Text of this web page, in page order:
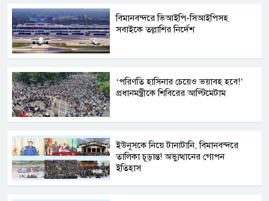
বিমানবন্দরে ভিআইপি-সিআইপিসহ
সবাইকে তল্লাশির নির্দেশ
‘পরিণতি হাসিনার চেয়েও ভয়াবহ হবে!’
প্রধানমন্ত্রীকে শিবিরের আল্টিমেটাম
ইউনূসকে নিয়ে টানাটানি, বিমানবন্দরে
তালিকা চূড়ান্ত! অভ্যুত্থানের গোপন
ইতিহাস